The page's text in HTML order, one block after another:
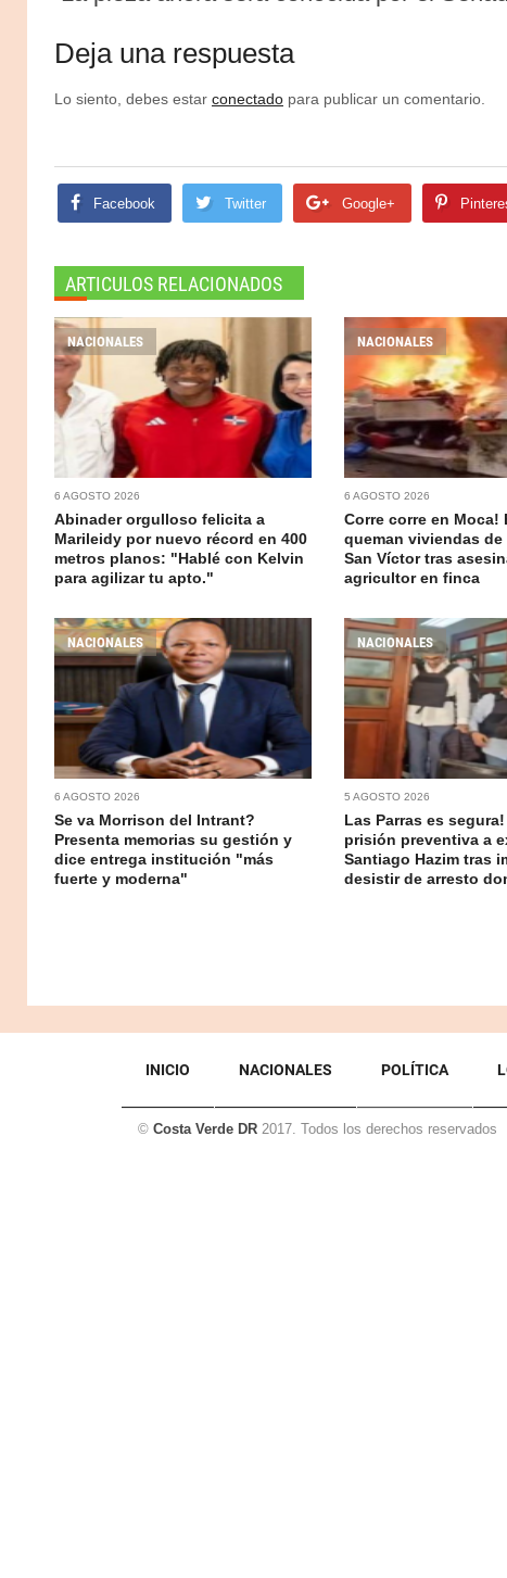
Deja una respuesta
Lo siento, debes estar conectado para publicar un comentario.
Facebook Twitter Google+
ARTICULOS RELACIONADOS
NACIONALES
6 AGOSTO 2026
Abinader orgulloso felicita a
Marileidy por nuevo récord en 400
metros planos: "Hablé con Kelvin
para agilizar tu apto."
NACIONALES
6 AGOSTO 2026
Corre corre en Moca!
queman viviendas
San Víctor tras
agricultor en finca
NACIONALES
6 AGOSTO 2026
Se va Morrison del Intrant?
Presenta memorias su gestión y
dice entrega institución "más
fuerte y moderna"
NACIONALES
5 AGOSTO 2026
Las Parras es
prisión preventiva a
Santiago Hazim tras
desistir de arresto
INICIO NACIONALES POLÍTICA
© Costa Verde DR 2017. Todos los derechos reservados